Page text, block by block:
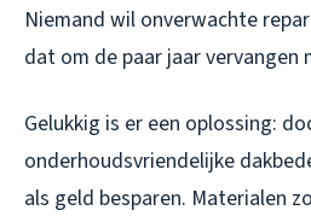
Niemand wil onverwachte
dat om de paar jaar vervangen
Gelukkig is er een oplossing:
onderhoudsvriendelijke
als geld besparen. Materialen